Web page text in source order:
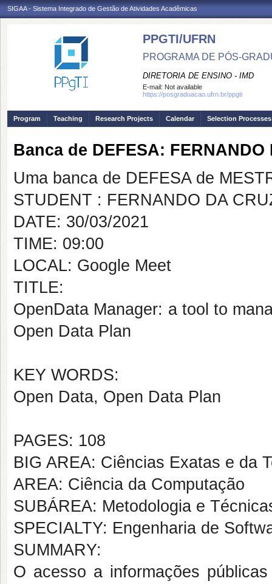
SIGAA - Sistema Integrado de Gestão de Atividades Acadêmicas
PPGTI/UFRN
PROGRAMA DE PÓS-
DIRETORIA DE ENSINO - IMD
E-mail: Not available
https://posgraduacao.ufrn.br/ppgti
Program Teaching Research Projects Calendar Selection Processes
Banca de DEFESA: FERNANDO
Uma banca de DEFESA de
STUDENT : FERNANDO DA
DATE: 30/03/2021
TIME: 09:00
LOCAL: Google Meet
TITLE:
OpenData Manager: a tool to
Open Data Plan
KEY WORDS:
Open Data, Open Data Plan
PAGES: 108
BIG AREA: Ciências Exatas e da
AREA: Ciência da Computação
SUBÁREA: Metodologia e
SPECIALTY: Engenharia de
SUMMARY:
O acesso a informações